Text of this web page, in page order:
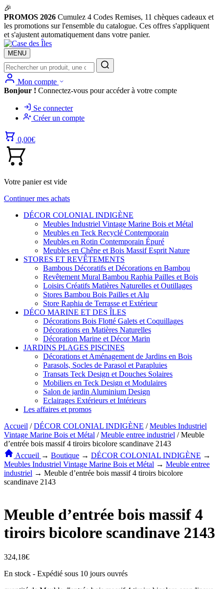
🎉
PROMOS 2026 Cumulez 4 Codes Remises, 11 chèques cadeaux et
les promotions sur l'ensemble du catalogue. Ces offres s'appliquent
et s'ajustent automatiquement dans votre panier.
MENU
Mon compte
Bonjour ! Connectez-vous pour accéder à votre compte
Se connecter
Créer un compte
0,00€
Votre panier est vide
Continuer mes achats
DÉCOR COLONIAL INDIGÈNE
Meubles Industriel Vintage Marine Bois et Métal
Meubles en Teck Recyclé Contemporain
Meubles en Rotin Contemporain Épuré
Meubles en Chêne et Bois Massif Esprit Nature
STORES ET REVÊTEMENTS
Bambous Décoratifs et Décorations en Bambou
Revêtement Mural Bambou Raphia Pailles et Bois
Loisirs Créatifs Matières Naturelles et Outillages
Stores Bambou Bois Pailles et Alu
Store Raphia de Terrasse et Extérieur
DÉCO MARINE ET DES ÎLES
Décorations Bois Flotté Galets et Coquillages
Décorations en Matières Naturelles
Décoration Marine et Décor Marin
JARDINS PLAGES PISCINES
Décorations et Aménagement de Jardins en Bois
Parasols, Socles de Parasol et Parapluies
Transats Teck Design et Douches Solaires
Mobiliers en Teck Design et Modulaires
Salon de jardin Aluminium Design
Eclairages Extérieurs et Intérieurs
Les affaires et promos
Accueil /DÉCOR COLONIAL INDIGÈNE /Meubles Industriel
Vintage Marine Bois et Métal /Meuble entree industriel /Meuble
d’entrée bois massif 4 tiroirs bicolore scandinave 2143
Accueil → Boutique → DÉCOR COLONIAL INDIGÈNE →
Meubles Industriel Vintage Marine Bois et Métal → Meuble entree
industriel → Meuble d’entrée bois massif 4 tiroirs bicolore
scandinave 2143
Meuble d’entrée bois massif 4
tiroirs bicolore scandinave 2143
324,18€
En stock - Expédié sous 10 jours ouvrés